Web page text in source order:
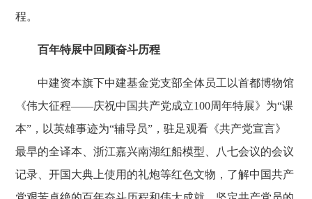
程。
百年特展中回顾奋斗历程
中建资本旗下中建基金党支部全体员工以首都博物馆
《伟大征程——庆祝中国共产党成立100周年特展》为“课
本”，以英雄事迹为“辅导员”，驻足观看《共产党宣言》
最早的全译本、浙江嘉兴南湖红船模型、八七会议的会议
记录、开国大典上使用的礼炮等红色文物，了解中国共产